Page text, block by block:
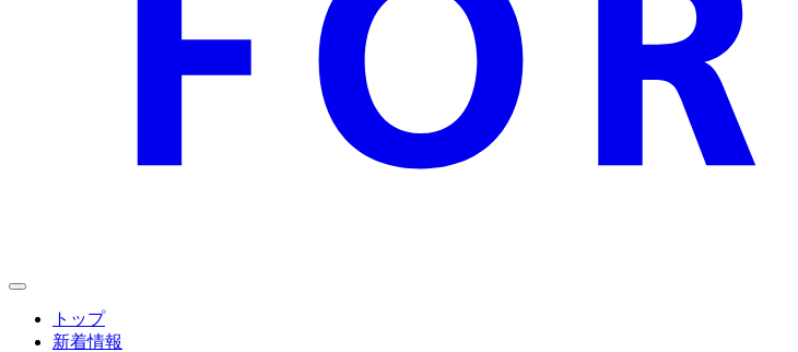
トップ
新着情報